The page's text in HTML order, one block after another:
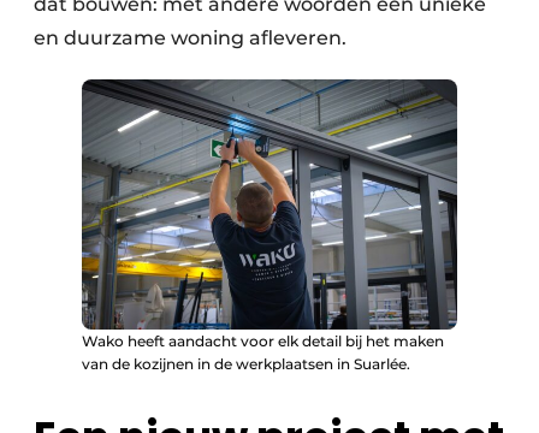
en duurzame woning afleveren.
Wako heeft aandacht voor elk detail bij het maken
van de kozijnen in de werkplaatsen in Suarlée.